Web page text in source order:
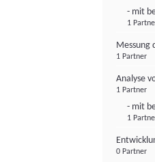
- mit
1
Messung
1 Partner
Analyse
1 Partner
- mit
1
0 Partner